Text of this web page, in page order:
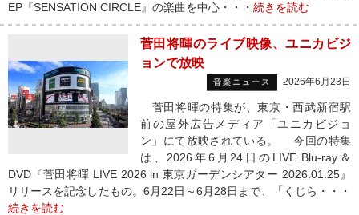
EP『SENSATION CIRCLE』の楽曲を中心・・・ 続きを読む
菅田将暉のライブ映像、ユニカビジ
ョンで放映
音楽ニュース 2026年6月23日
菅田将暉の特集が、東京・西武新宿駅
前の屋外広告メディア「ユニカビジョ
ン」にて放映されている。 今回の特集
は、2026年6月24日のLIVE Blu-ray＆
DVD『菅田将暉 LIVE 2026 in 東京ガーデンシアター 2026.01.25』
リリースを記念したもの。6月22日～6月28日まで、「くじら・・・
続きを読む